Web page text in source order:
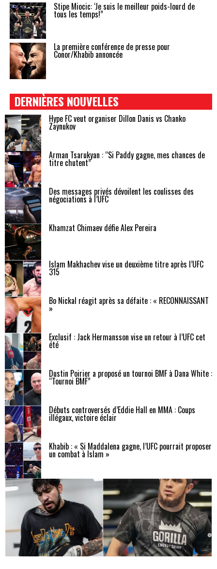
Stipe Miocic: ‘Je suis le meilleur poids-lourd de
tous les temps!”
La première conférence de presse pour
Conor/Khabib annoncée
DERNIÈRES NOUVELLES
Hype FC veut organiser Dillon Danis vs Chanko
Zaynukov
Arman Tsarukyan : “Si Paddy gagne, mes chances de
titre chutent”
Des messages privés dévoilent les coulisses des
négociations à l’UFC
Khamzat Chimaev défie Alex Pereira
Islam Makhachev vise un deuxième titre après l’UFC
315
Bo Nickal réagit après sa défaite : « RECONNAISSANT
»
Exclusif : Jack Hermansson vise un retour à l’UFC cet
été
Dustin Poirier a proposé un tournoi BMF à Dana White :
“Tournoi BMF”
Débuts controversés d’Eddie Hall en MMA : Coups
illégaux, victoire éclair
Khabib : « Si Maddalena gagne, l’UFC pourrait proposer
un combat à Islam »